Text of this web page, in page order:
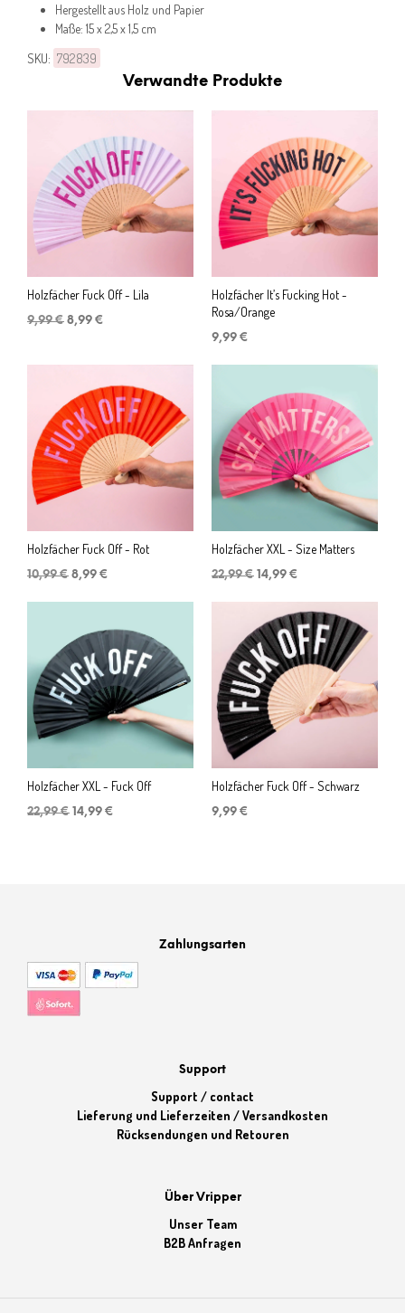
Hergestellt aus Holz und Papier
Maße: 15 x 2,5 x 1,5 cm
SKU: 792839
Verwandte Produkte
Holzfächer Fuck Off - Lila
9,99€ Ursprünglicher
9,99 €
8,99 €
8,99 €.
Holzfächer It’s Fucking Hot -
Rosa/Orange
9,99 €
Holzfächer Fuck Off - Rot
10,99€ Ursprünglicher
war:
8,99 €
ist:
Holzfächer XXL - Size Matters
22,99€ Ursprünglicher
war:
22,99 €
14,99 €
ist:
14,99 €.
Holzfächer XXL - Fuck Off
22,99€ Ursprünglicher
14,99 €
Holzfächer Fuck Off - Schwarz
9,99 €
Zahlungsarten
Support
Support / contact
Lieferung und Lieferzeiten / Versandkosten
Rücksendungen und Retouren
Über Vripper
Unser Team
B2B Anfragen